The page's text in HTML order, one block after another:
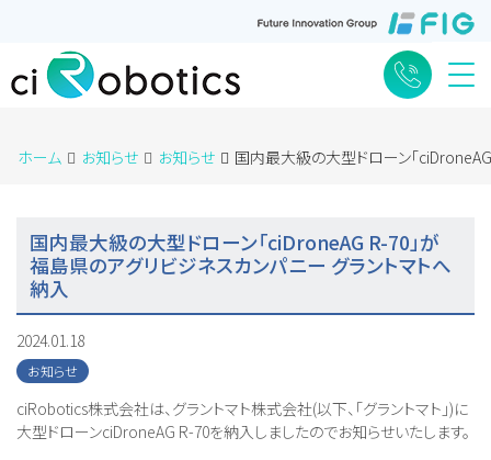
ホーム お知らせ お知らせ 国内最大級の大型ドローン「
国内最大級の大型ドローン「ciDroneAG R-70」が
福島県のアグリビジネスカンパニー グラントマトへ
納入
2024.01.18
お知らせ
ciRobotics株式会社は、グラントマト株式会社(以下、「グラントマト」)に
大型ドローンciDroneAG R-70を納入しましたのでお知らせいたします。